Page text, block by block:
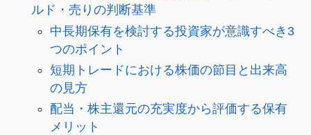
ルド・売りの判断基準
中長期保有を検討する投資家が意識すべき3
つのポイント
短期トレードにおける株価の節目と出来高
の見方
配当・株主還元の充実度から評価する保有
メリット